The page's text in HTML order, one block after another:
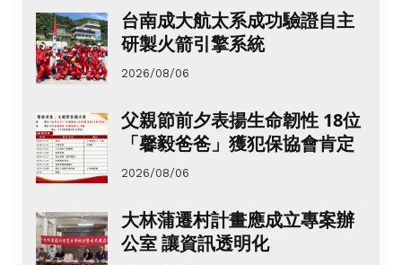
台南成大航太系成功驗證自主
研製火箭引擎系統
2026/08/06
父親節前夕表揚生命韌性 18位
「馨毅爸爸」獲犯保協會肯定
2026/08/06
大林蒲遷村計畫應成立專案辦
公室 讓資訊透明化